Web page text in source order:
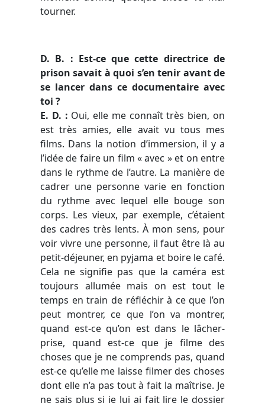
tourner.
D. B. : Est-ce que cette directrice de
prison savait à quoi s’en tenir avant de
se lancer dans ce documentaire avec
toi ?
E. D. : Oui, elle me connaît très bien, on
est très amies, elle avait vu tous mes
films. Dans la notion d’immersion, il y a
l’idée de faire un film « avec » et on entre
dans le rythme de l’autre. La manière de
cadrer une personne varie en fonction
du rythme avec lequel elle bouge son
corps. Les vieux, par exemple, c’étaient
des cadres très lents. À mon sens, pour
voir vivre une personne, il faut être là au
petit-déjeuner, en pyjama et boire le café.
Cela ne signifie pas que la caméra est
toujours allumée mais on est tout le
temps en train de réfléchir à ce que l’on
peut montrer, ce que l’on va montrer,
quand est-ce qu’on est dans le lâcher-
prise, quand est-ce que je filme des
choses que je ne comprends pas, quand
est-ce qu’elle me laisse filmer des choses
dont elle n’a pas tout à fait la maîtrise. Je
ne sais plus si je lui ai fait lire le dossier